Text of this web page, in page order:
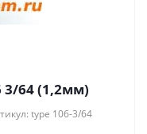
3/64 (1,2мм)
type 106-3/64